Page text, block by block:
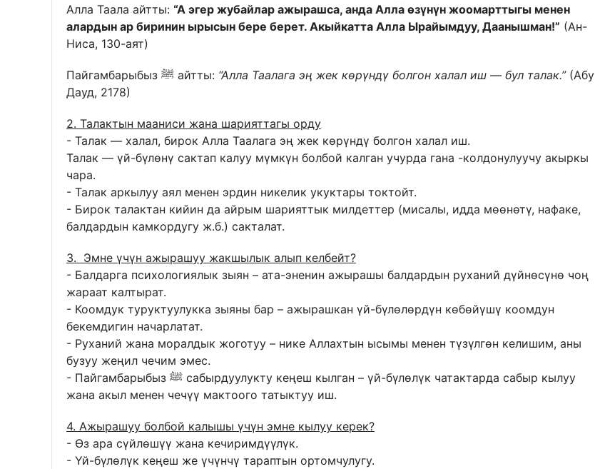
Алла Таала айтты: “А эгер жубайлар ажырашса, анда Алла өзүнүн жоомарттыгы менен
алардын ар биринин ырысын бере берет. Акыйкатта Алла Ырайымдуу, Даанышман!” (Ан-
Ниса, 130-аят)
Пайгамбарыбыз ﷺ айтты: “Алла Таалага эң жек көрүндү болгон халал иш — бул талак.”(Абу
Дауд, 2178)
2. Талактын мааниси жана шарияттагы орду
- Талак — халал, бирок Алла Таалага эң жек көрүндү болгон халал иш.
Талак — үй-бүлөнү сактап калуу мүмкүн болбой калган учурда гана -колдонулуучу акыркы
чара.
- Талак аркылуу аял менен эрдин никелик укуктары токтойт.
- Бирок талактан кийин да айрым шарияттык милдеттер (мисалы, идда мөөнөтү, нафаке,
балдардын камкордугу ж.б.) сакталат.
3. Эмне үчүн ажырашуу жакшылык алып келбейт?
- Балдарга психологиялык зыян – ата-эненин ажырашы балдардын руханий дүйнөсүнө чоң
жараат калтырат.
- Коомдук туруктуулукка зыяны бар – ажырашкан үй-бүлөлөрдүн көбөйүшү коомдун
бекемдигин начарлатат.
- Руханий жана моралдык жоготуу – нике Аллахтын ысымы менен түзүлгөн келишим, аны
бузуу жеңил чечим эмес.
- Пайгамбарыбыз ﷺ сабырдуулукту кеңеш кылган – үй-бүлөлүк чатактарда сабыр кылуу
жана акыл менен чечүү мактоого татыктуу иш.
4. Ажырашуу болбой калышы үчүн эмне кылуу керек?
- Өз ара сүйлөшүү жана кечиримдүүлүк.
- Үй-бүлөлүк кеңеш же үчүнчү тараптын ортомчулугу.